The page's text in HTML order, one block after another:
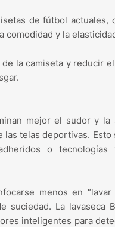
de fútbol
y la
la camiseta y reducir
mejor el sudor y
telas deportivas.
o
menos en
La lavaseca
inteligentes para